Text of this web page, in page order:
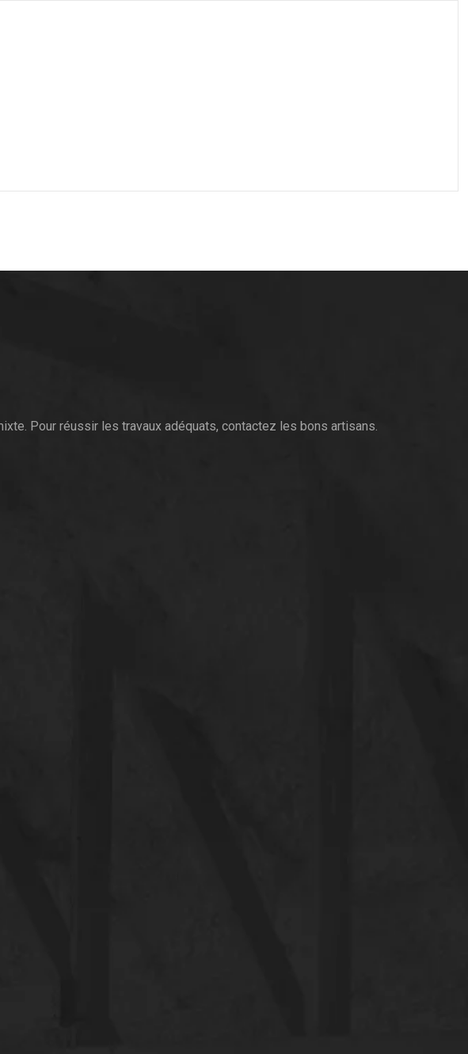
Pour réussir les travaux adéquats, contactez les bons artisans.